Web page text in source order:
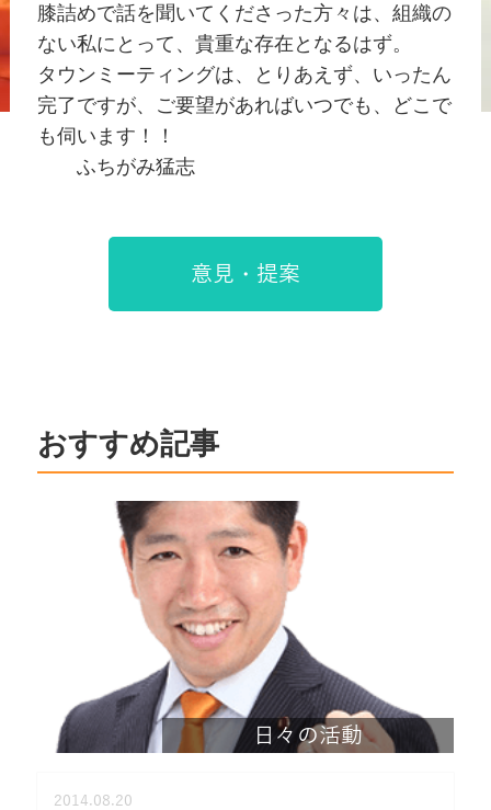
膝詰めで話を聞いてくださった方々は、組織の
ない私にとって、貴重な存在となるはず。
タウンミーティングは、とりあえず、いったん
完了ですが、ご要望があればいつでも、どこで
も伺います！！
ふちがみ猛志
意見・提案
おすすめ記事
日々の活動
2014.08.20